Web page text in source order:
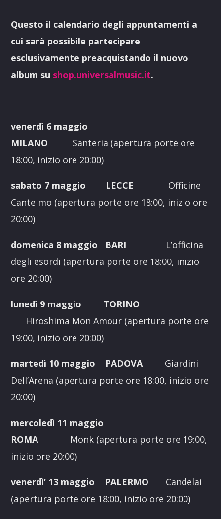
Questo il calendario degli appuntamenti a
cui sarà possibile partecipare
esclusivamente preacquistando il nuovo
album su shop.universalmusic.it.
venerdì 6 maggio
MILANO Santeria (apertura porte ore
18:00, inizio ore 20:00)
sabato 7 maggio LECCE Officine
Cantelmo (apertura porte ore 18:00, inizio ore
20:00)
domenica 8 maggio BARI L’officina
degli esordi (apertura porte ore 18:00, inizio
ore 20:00)
lunedì 9 maggio TORINO
Hiroshima Mon Amour (apertura porte ore
19:00, inizio ore 20:00)
martedì 10 maggio PADOVA Giardini
Dell’Arena (apertura porte ore 18:00, inizio ore
20:00)
mercoledì 11 maggio
ROMA Monk (apertura porte ore 19:00,
inizio ore 20:00)
venerdì’ 13 maggio PALERMO Candelai
(apertura porte ore 18:00, inizio ore 20:00)